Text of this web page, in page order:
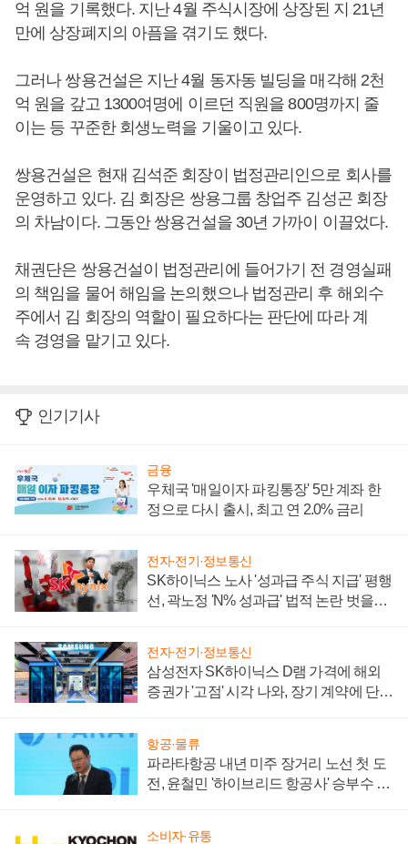
억 원을 기록했다. 지난 4월 주식시장에 상장된 지 21년
만에 상장폐지의 아픔을 겪기도 했다.
그러나 쌍용건설은 지난 4월 동자동 빌딩을 매각해 2천
억 원을 갚고 1300여명에 이르던 직원을 800명까지 줄
이는 등 꾸준한 회생노력을 기울이고 있다.
쌍용건설은 현재 김석준 회장이 법정관리인으로 회사를
운영하고 있다. 김 회장은 쌍용그룹 창업주 김성곤 회장
의 차남이다. 그동안 쌍용건설을 30년 가까이 이끌었다.
채권단은 쌍용건설이 법정관리에 들어가기 전 경영실패
의 책임을 물어 해임을 논의했으나 법정관리 후 해외수
주에서 김 회장의 역할이 필요하다는 판단에 따라 계
속 경영을 맡기고 있다.
인기기사
금융
우체국 '매일이자 파킹통장' 5만 계좌 한
정으로 다시 출시, 최고 연 2.0% 금리
전자·전기·정보통신
SK하이닉스 노사 '성과급 주식 지급' 평행
선, 곽노정 'N% 성과급' 법적 논란 벗을지
전자·전기·정보통신
삼성전자 SK하이닉스 D램 가격에 해외
증권가 '고점' 시각 나와, 장기 계약에 단점
항공·물류
파라타항공 내년 미주 장거리 노선 첫 도
전, 윤철민 '하이브리드 항공사' 승부수 통
소비자·유통